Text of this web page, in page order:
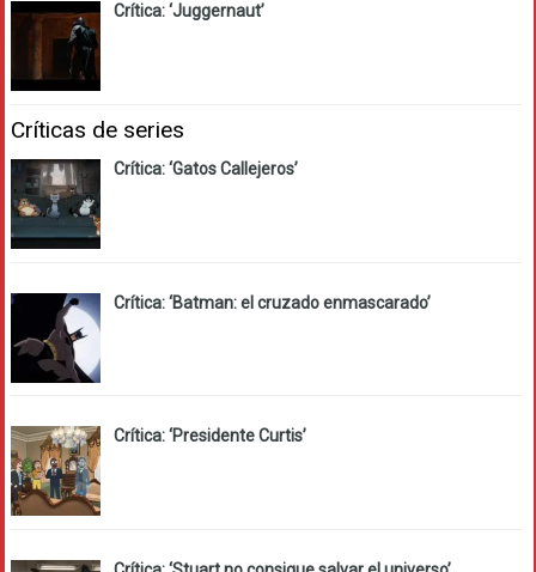
Crítica: ‘Juggernaut’
Críticas de series
Crítica: ‘Gatos Callejeros’
Crítica: ‘Batman: el cruzado enmascarado’
Crítica: ‘Presidente Curtis’